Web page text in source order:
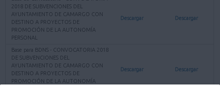
2018 DE SUBVENCIONES DEL
AYUNTAMIENTO DE CAMARGO CON
DESTINO A PROYECTOS DE
PROMOCIÓN DE LA AUTONOMÍA
PERSONAL
Descargar Descargar
Base para BDNS - CONVOCATORIA 2018
DE SUBVENCIONES DEL
AYUNTAMIENTO DE CAMARGO CON
DESTINO A PROYECTOS DE
PROMOCIÓN DE LA AUTONOMÍA
Descargar Descargar